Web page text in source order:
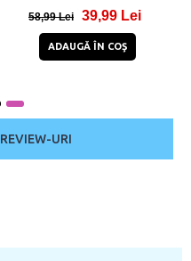
58,99 Lei 39,99 Lei
ADAUGĂ ÎN COŞ
REVIEW-URI